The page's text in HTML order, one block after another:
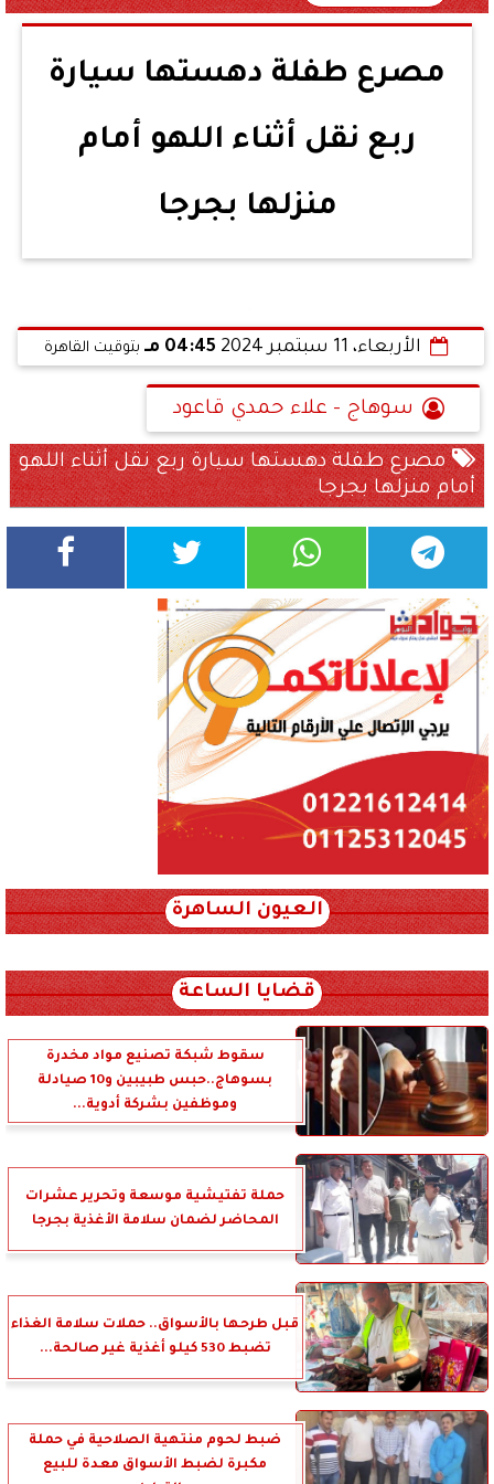
مصرع طفلة دهستها سيارة
ربع نقل أثناء اللهو أمام
منزلها بجرجا
الأربعاء، 11 سبتمبر 2024 04:45 مـ بتوقيت القاهرة
سوهاج - علاء حمدي قاعود
مصرع طفلة دهستها سيارة ربع نقل أثناء اللهو
أمام منزلها بجرجا
العيون الساهرة
قضايا الساعة
سقوط شبكة تصنيع مواد مخدرة
بسوهاج..حبس طبيبين و10 صيادلة
وموظفين بشركة أدوية...
حملة تفتيشية موسعة وتحرير عشرات
المحاضر لضمان سلامة الأغذية بجرجا
قبل طرحها بالأسواق.. حملات سلامة الغذاء
تضبط 530 كيلو أغذية غير صالحة...
ضبط لحوم منتهية الصلاحية في حملة
مكبرة لضبط الأسواق معدة للبيع